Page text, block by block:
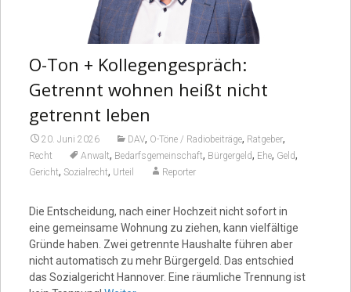
O-Ton + Kollegengespräch:
Getrennt wohnen heißt nicht
getrennt leben
20. Juni 2026 DAV, O-Töne / Radiobeiträge, Ratgeber,
Recht Anwalt, Bedarfsgemeinschaft, Bürgergeld, Ehe, Geld,
Gericht, Sozialrecht, Urteil Reporter
Die Entscheidung, nach einer Hochzeit nicht sofort in
eine gemeinsame Wohnung zu ziehen, kann vielfältige
Gründe haben. Zwei getrennte Haushalte führen aber
nicht automatisch zu mehr Bürgergeld. Das entschied
das Sozialgericht Hannover. Eine räumliche Trennung ist